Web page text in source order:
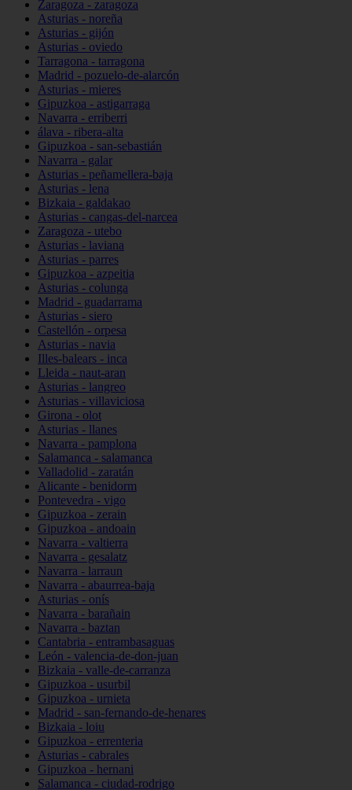
Zaragoza - zaragoza
Asturias - noreña
Asturias - gijón
Asturias - oviedo
Tarragona - tarragona
Madrid - pozuelo-de-alarcón
Asturias - mieres
Gipuzkoa - astigarraga
Navarra - erriberri
álava - ribera-alta
Gipuzkoa - san-sebastián
Navarra - galar
Asturias - peñamellera-baja
Asturias - lena
Bizkaia - galdakao
Asturias - cangas-del-narcea
Zaragoza - utebo
Asturias - laviana
Asturias - parres
Gipuzkoa - azpeitia
Asturias - colunga
Madrid - guadarrama
Asturias - siero
Castellón - orpesa
Asturias - navia
Illes-balears - inca
Lleida - naut-aran
Asturias - langreo
Asturias - villaviciosa
Girona - olot
Asturias - llanes
Navarra - pamplona
Salamanca - salamanca
Valladolid - zaratán
Alicante - benidorm
Pontevedra - vigo
Gipuzkoa - zerain
Gipuzkoa - andoain
Navarra - valtierra
Navarra - gesalatz
Navarra - larraun
Navarra - abaurrea-baja
Asturias - onís
Navarra - barañain
Navarra - baztan
Cantabria - entrambasaguas
León - valencia-de-don-juan
Bizkaia - valle-de-carranza
Gipuzkoa - usurbil
Gipuzkoa - urnieta
Madrid - san-fernando-de-henares
Bizkaia - loiu
Gipuzkoa - errenteria
Asturias - cabrales
Gipuzkoa - hernani
Salamanca - ciudad-rodrigo